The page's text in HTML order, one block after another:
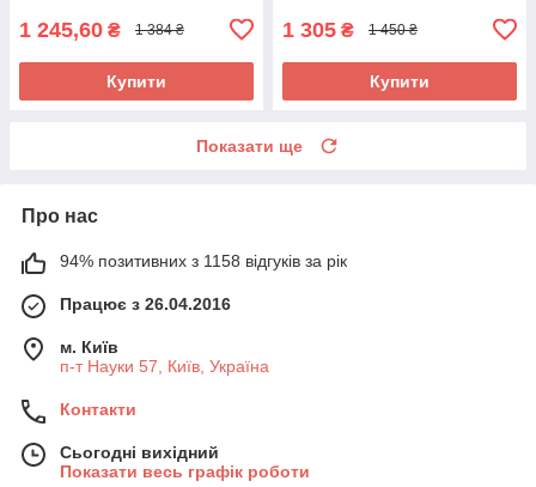
1 245,60 ₴ 1 384 ₴
Купити
1 305 ₴ 1 450 ₴
Купити
Показати ще
Про нас
94% позитивних з 1158 відгуків за рік
Працює з 26.04.2016
м. Київ
п-т Науки 57, Київ, Україна
Контакти
Сьогодні вихідний
Показати весь графік роботи